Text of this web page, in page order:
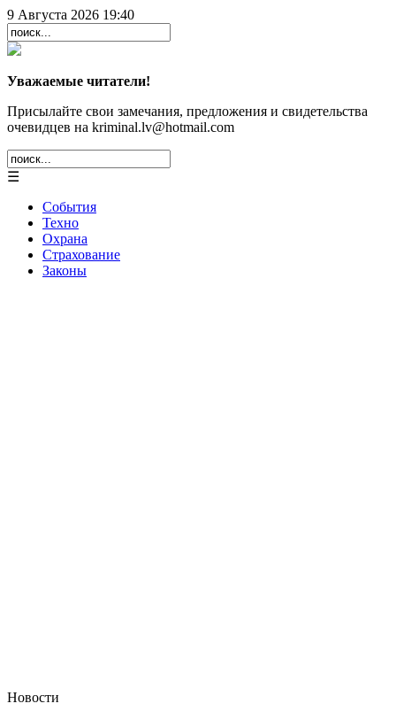
9 Августа 2026 19:40
Уважаемые читатели!
Присылайте свои замечания, предложения и свидетельства
очевидцев на kriminal.lv@hotmail.com
☰
События
Техно
Охрана
Страхование
Законы
Новости